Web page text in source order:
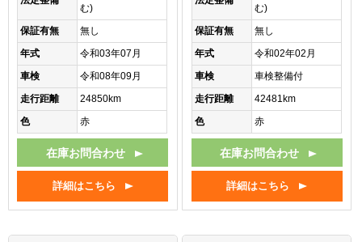
む)
保証有無
無し
年式
令和03年07月
車検
令和08年09月
走行距離
24850km
色
赤
在庫お問合わせ
詳細はこちら
む)
保証有無
無し
年式
令和02年02月
車検
車検整備付
走行距離
42481km
色
赤
在庫お問合わせ
詳細はこちら